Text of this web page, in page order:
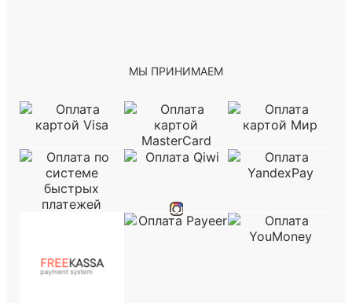
МЫ ПРИНИМАЕМ